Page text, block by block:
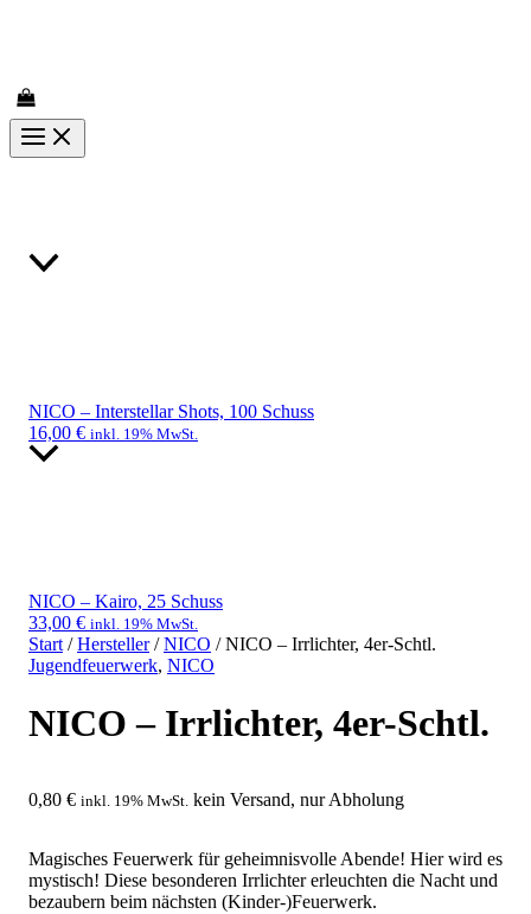
NICO – Interstellar Shots, 100 Schuss
16,00 € inkl. 19% MwSt.
NICO – Kairo, 25 Schuss
33,00 € inkl. 19% MwSt.
Start /Hersteller/NICO / NICO – Irrlichter, 4er-Schtl.
Jugendfeuerwerk, NICO
NICO – Irrlichter, 4er-Schtl.
0,80 € inkl. 19% MwSt. kein Versand, nur Abholung
Magisches Feuerwerk für geheimnisvolle Abende! Hier wird es
mystisch! Diese besonderen Irrlichter erleuchten die Nacht und
bezaubern beim nächsten (Kinder-)Feuerwerk.